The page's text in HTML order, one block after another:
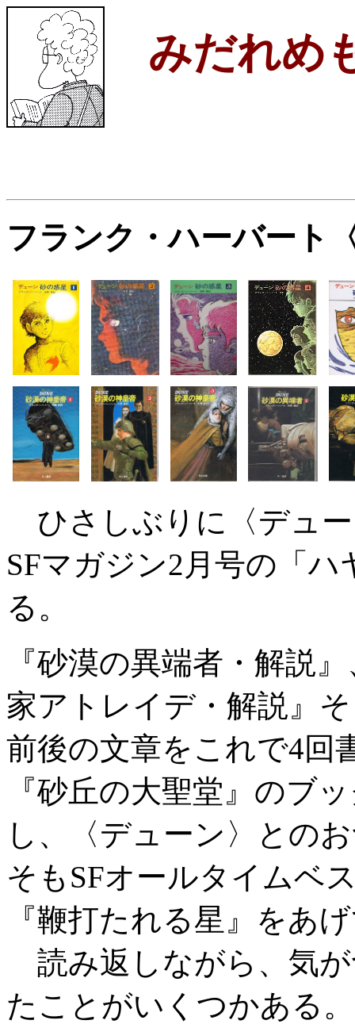
みだれめ
フランク・ハーバート
ひさしぶりに〈デュ
SFマガジン2月号の「
る。
『砂漠の異端者・解説
家アトレイデ・解説』
前後の文章をこれで4回
『砂丘の大聖堂』のブ
し、〈デューン〉との
そもSFオールタイムベ
『鞭打たれる星』をあ
読み返しながら、気
たことがいくつかある。